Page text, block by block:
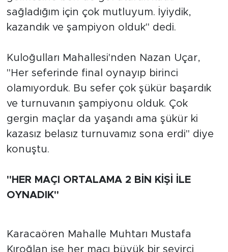
sağladığım için çok mutluyum. İyiydik,
kazandık ve şampiyon olduk" dedi.
Kuloğulları Mahallesi'nden Nazan Uçar,
"Her seferinde final oynayıp birinci
olamıyorduk. Bu sefer çok şükür başardık
ve turnuvanın şampiyonu olduk. Çok
gergin maçlar da yaşandı ama şükür ki
kazasız belasız turnuvamız sona erdi" diye
konuştu.
"HER MAÇI ORTALAMA 2 BİN KİŞİ İLE
OYNADIK"
Karacaören Mahalle Muhtarı Mustafa
Kıroğlan ise her maçı büyük bir seyirci